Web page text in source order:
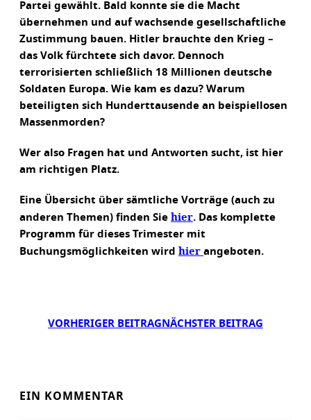
Partei gewählt. Bald konnte sie die Macht
übernehmen und auf wachsende gesellschaftliche
Zustimmung bauen. Hitler brauchte den Krieg –
das Volk fürchtete sich davor. Dennoch
terrorisierten schließlich 18 Millionen deutsche
Soldaten Europa. Wie kam es dazu? Warum
beteiligten sich Hunderttausende an beispiellosen
Massenmorden?
Wer also Fragen hat und Antworten sucht, ist hier
am richtigen Platz.
Eine Übersicht über sämtliche Vorträge (auch zu
anderen Themen) finden Sie hier. Das komplette
Programm für dieses Trimester mit
Buchungsmöglichkeiten wird hier angeboten.
VORHERIGER BEITRAG NÄCHSTER BEITRAG
EIN KOMMENTAR